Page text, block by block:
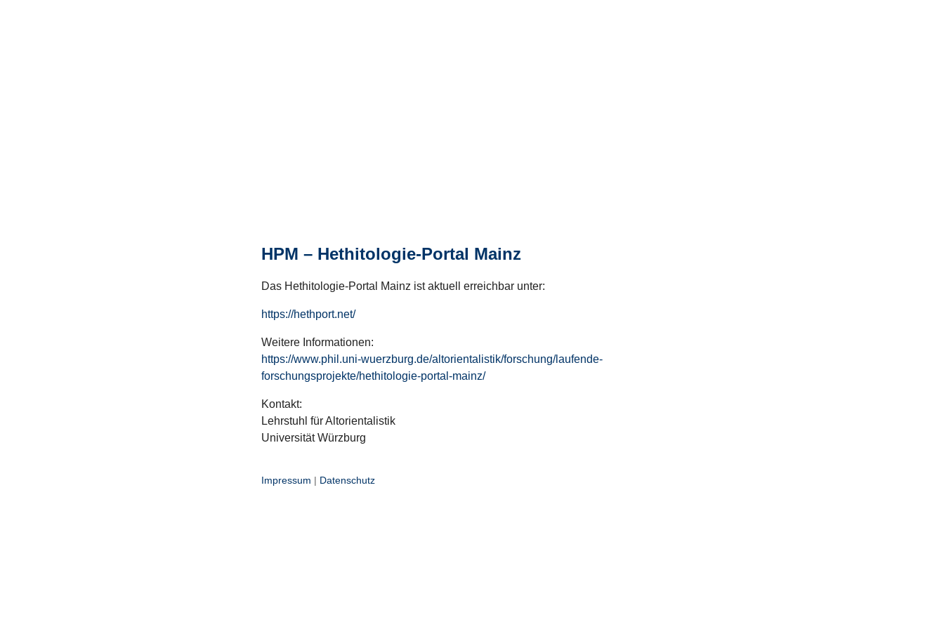
HPM – Hethitologie-Portal Mainz
Das Hethitologie-Portal Mainz ist aktuell erreichbar unter:
https://hethport.net/
Weitere Informationen:
https://www.phil.uni-wuerzburg.de/altorientalistik/forschung/laufende-
forschungsprojekte/hethitologie-portal-mainz/
Kontakt:
Lehrstuhl für Altorientalistik
Universität Würzburg
Impressum | Datenschutz